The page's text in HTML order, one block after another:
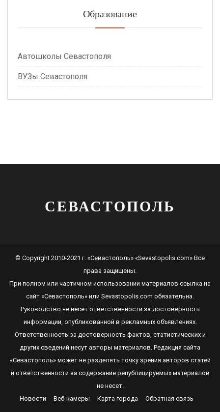
Образование
Автошколы Севастополя
ВУЗы Севастополя
СЕВАСТОПОЛЬ
© Copyright 2010-2021 г. «Севастополь» «Sevastopolis.com» Все
права защищены.
При полном или частичном использовании материалов ссылка на
сайт «Севастополь» или Sevastopolis.com обязательна.
Руководство не несет ответственности за достоверность
информации, опубликованной в рекламных объявлениях.
Ответственность за достоверность фактов, статистических и
других сведений несут авторы материалов. Редакция сайта
«Севастополь»может не разделять точку зрения авторов статей
и ответственности за содержание републицируемых материалов
не несет.
Новости
Веб-камеры Карта города Обратная связь